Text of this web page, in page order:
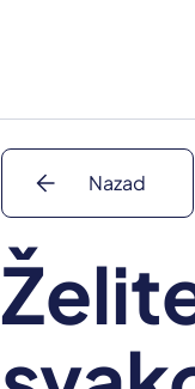
arrow_back Nazad